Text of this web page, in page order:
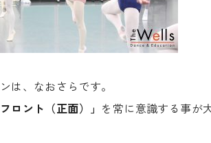
は、なおさらです。
フロント（正面）」 を常に意識する事が